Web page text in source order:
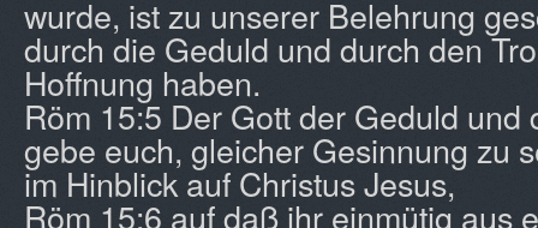
wurde, ist zu unserer Belehrung
durch die Geduld und durch den
Hoffnung haben.
Röm 15:5 Der Gott der Geduld und
gebe euch, gleicher Gesinnung zu
im Hinblick auf Christus Jesus,
Röm 15:6 auf daß ihr einmütig aus